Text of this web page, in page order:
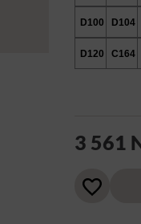
D100 D104
D120 C164
3 561